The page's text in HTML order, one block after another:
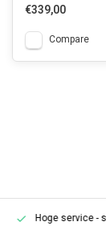
€339,00
Compare
Hoge service-